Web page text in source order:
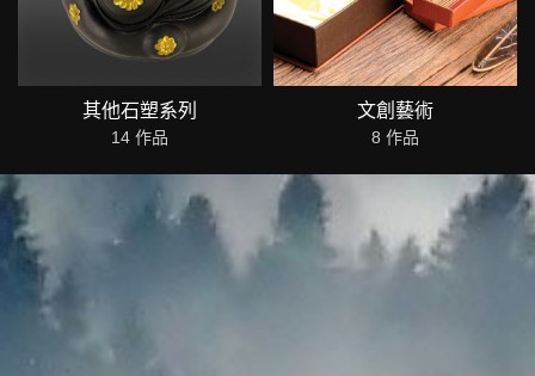
其他石塑系列
14 作品
文創藝術
8 作品